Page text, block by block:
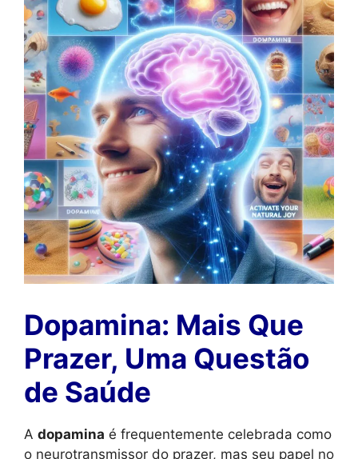
Dopamina: Mais Que
Prazer, Uma Questão
de Saúde
A dopamina é frequentemente celebrada como
o neurotransmissor do prazer, mas seu papel no